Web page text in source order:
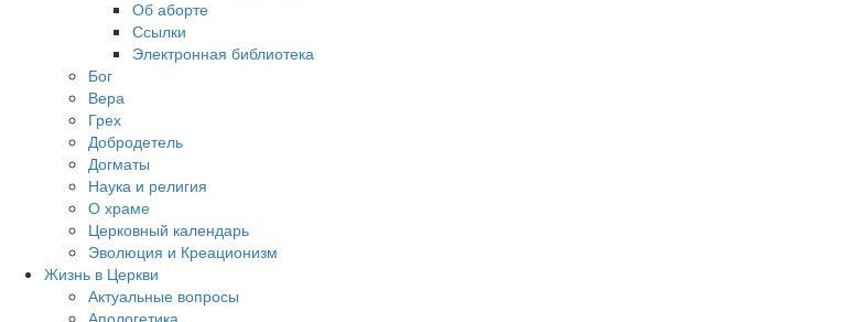
Об аборте
Ссылки
Электронная библиотека
Бог
Вера
Грех
Добродетель
Догматы
Наука и религия
О храме
Церковный календарь
Эволюция и Креационизм
Жизнь в Церкви
Актуальные вопросы
Апологетика